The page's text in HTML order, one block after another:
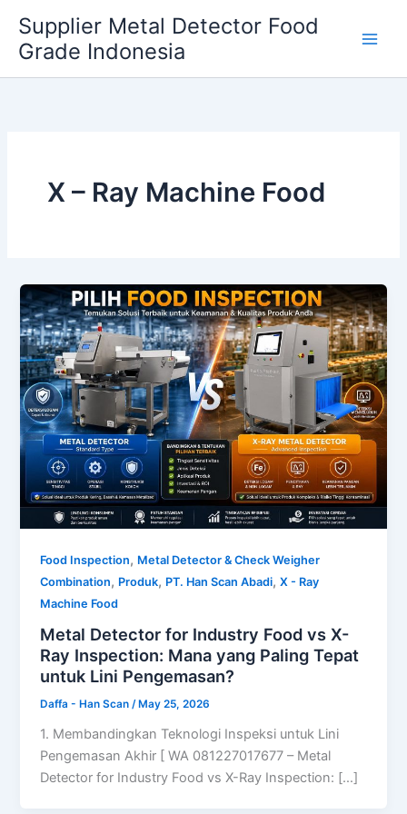
content
Supplier Metal Detector Food
Grade Indonesia
X – Ray Machine Food
Food Inspection, Metal Detector & Check Weigher
Combination, Produk, PT. Han Scan Abadi,X - Ray
Machine Food
Metal Detector for Industry Food vs X-
Ray Inspection: Mana yang Paling Tepat
untuk Lini Pengemasan?
Daffa - Han Scan/ May 25, 2026
1. Membandingkan Teknologi Inspeksi untuk Lini
Pengemasan Akhir [ WA 081227017677 – Metal
Detector for Industry Food vs X-Ray Inspection: […]